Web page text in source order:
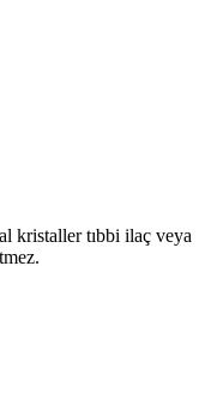
kristaller tıbbi ilaç veya